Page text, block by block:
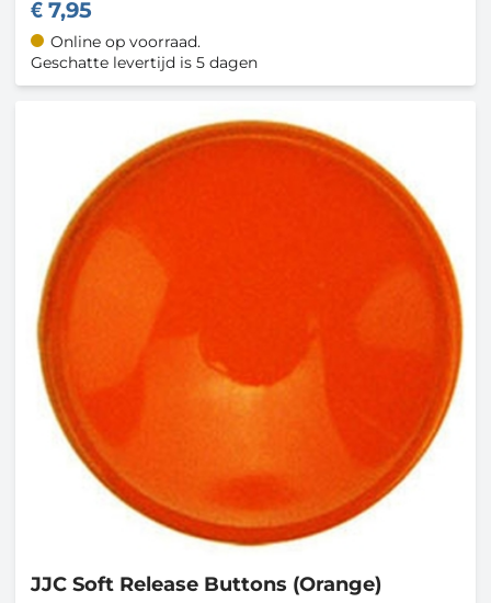
7,95
Online op voorraad.
Geschatte levertijd is 5 dagen
JJC Soft Release Buttons (Orange)